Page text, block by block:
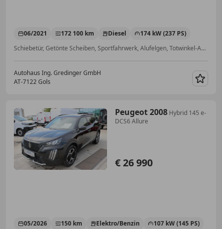
06/2021 172 100 km Diesel
174 kW (237 PS)
Schiebetür, Getönte Scheiben, Sportfahrwerk, Alufelgen, Totwinkel-Assistent, Sitzheizung, Beifahrerairbag, Fahrerairbag
Autohaus Ing. Gredinger GmbH
AT-7122 Gols
Peugeot 2008 Hybrid 145 e-
DCS6 Allure
€ 26 990
05/2026 150 km Elektro/Benzin 107 kW (145 PS)